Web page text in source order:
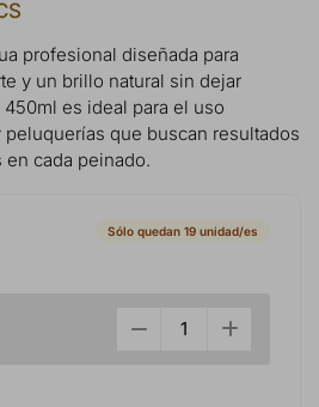
profesional diseñada para
y un brillo natural sin dejar
es ideal para el uso
que buscan resultados
cada peinado.
Sólo quedan 19 unidad/es